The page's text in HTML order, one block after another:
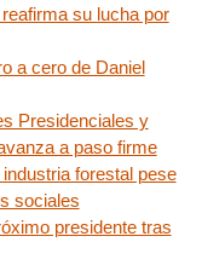
su lucha por
a cero de Daniel
Presidenciales y
a paso firme
forestal pese
sociales
presidente tras